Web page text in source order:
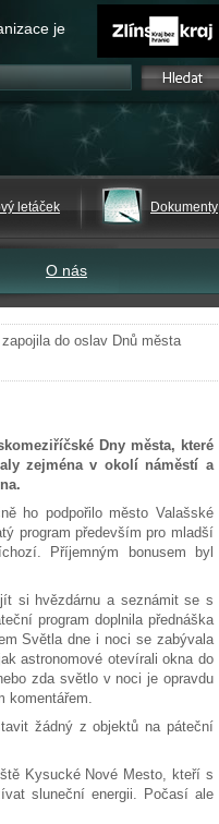
je
letáček Dokumenty
O nás
do oslav Dnů města
Dny města, které
zejména v okolí náměstí a
ho podpořilo město Valašské
program především pro mladší
Příjemným bonusem byl
si hvězdárnu a seznámit se s
program doplnila přednáška
Světla dne i noci se zabývala
astronomové otevírali okna do
zda světlo v noci je opravdu
komentářem.
žádný z objektů na páteční
Kysucké Nové Mesto, kteří s
sluneční energii. Počasí ale